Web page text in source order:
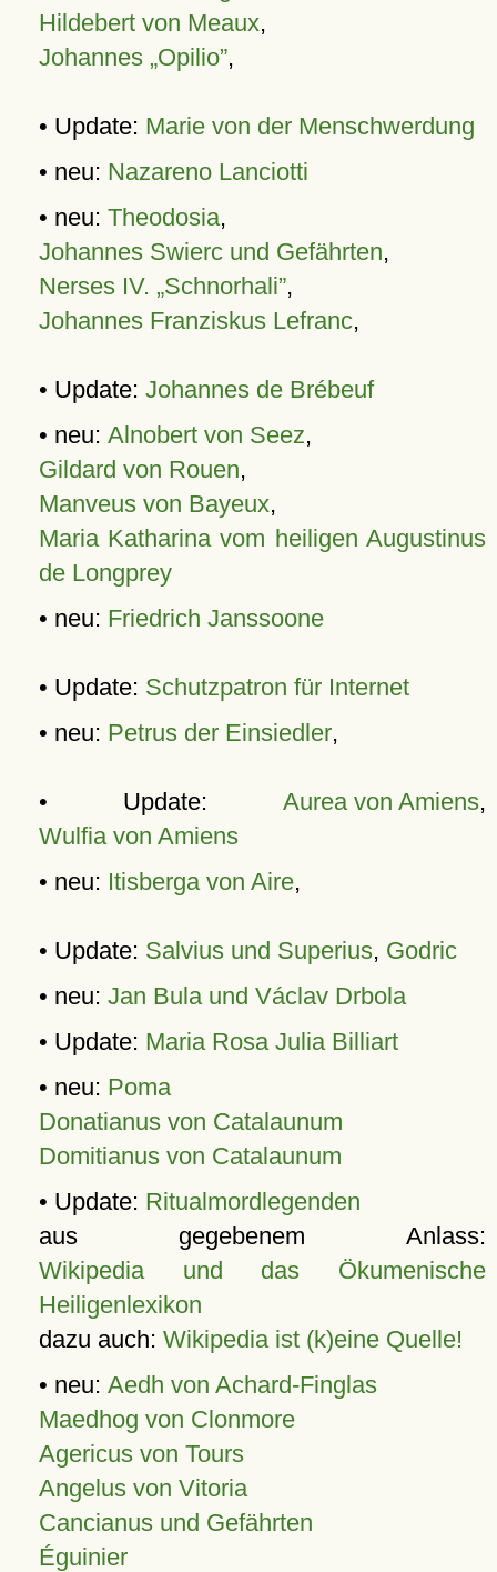
Hildebert von Meaux,
Johannes „Opilio”,
• Update: Marie von der Menschwerdung
• neu: Nazareno Lanciotti
• neu: Theodosia,
Johannes Swierc und Gefährten,
Nerses IV. „Schnorhali”,
Johannes Franziskus Lefranc,
• Update: Johannes de Brébeuf
• neu: Alnobert von Seez,
Gildard von Rouen,
Manveus von Bayeux,
Maria Katharina vom heiligen Augustinus
de Longprey
• neu: Friedrich Janssoone
• Update: Schutzpatron für Internet
• neu: Petrus der Einsiedler,
• Update: Aurea von Amiens,
Wulfia von Amiens
• neu: Itisberga von Aire,
• Update: Salvius und Superius, Godric
• neu: Jan Bula und Václav Drbola
• Update: Maria Rosa Julia Billiart
• neu: Poma
Donatianus von Catalaunum
Domitianus von Catalaunum
• Update: Ritualmordlegenden
aus gegebenem Anlass:
Wikipedia und das Ökumenische
Heiligenlexikon
dazu auch: Wikipedia ist (k)eine Quelle!
• neu: Aedh von Achard-Finglas
Maedhog von Clonmore
Agericus von Tours
Angelus von Vitoria
Cancianus und Gefährten
Éguinier